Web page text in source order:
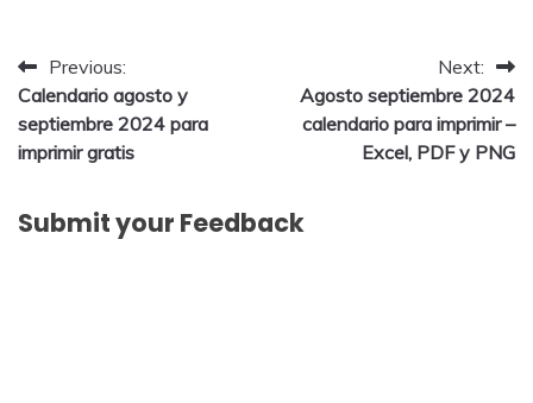
Post
navigation
Previous:
Calendario agosto y
septiembre 2024 para
imprimir gratis
Next:
Agosto septiembre 2024
calendario para imprimir –
Excel, PDF y PNG
Submit your Feedback